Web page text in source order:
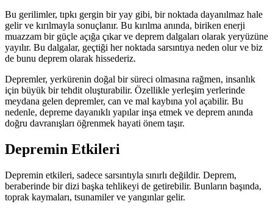
Bu gerilimler, tıpkı gergin bir yay gibi, bir noktada dayanılmaz hale
gelir ve kırılmayla sonuçlanır. Bu kırılma anında, biriken enerji
muazzam bir güçle açığa çıkar ve deprem dalgaları olarak yeryüzüne
yayılır. Bu dalgalar, geçtiği her noktada sarsıntıya neden olur ve biz
de bunu deprem olarak hissederiz.
Depremler, yerkürenin doğal bir süreci olmasına rağmen, insanlık
için büyük bir tehdit oluşturabilir. Özellikle yerleşim yerlerinde
meydana gelen depremler, can ve mal kaybına yol açabilir. Bu
nedenle, depreme dayanıklı yapılar inşa etmek ve deprem anında
doğru davranışları öğrenmek hayati önem taşır.
Depremin Etkileri
Depremin etkileri, sadece sarsıntıyla sınırlı değildir. Deprem,
beraberinde bir dizi başka tehlikeyi de getirebilir. Bunların başında,
toprak kaymaları, tsunamiler ve yangınlar gelir.